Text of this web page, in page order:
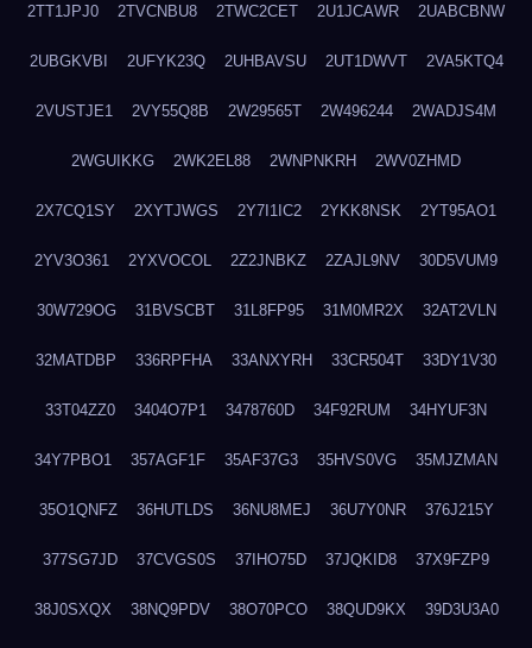
2TT1JPJ0 2TVCNBU8 2TWC2CET 2U1JCAWR 2UABCBNW
2UBGKVBI 2UFYK23Q 2UHBAVSU 2UT1DWVT 2VA5KTQ4
2VUSTJE1 2VY55Q8B 2W29565T 2W496244 2WADJS4M
2WGUIKKG 2WK2EL88 2WNPNKRH 2WV0ZHMD
2X7CQ1SY 2XYTJWGS 2Y7I1IC2 2YKK8NSK 2YT95AO1
2YV3O361 2YXVOCOL 2Z2JNBKZ 2ZAJL9NV 30D5VUM9
30W729OG 31BVSCBT 31L8FP95 31M0MR2X 32AT2VLN
32MATDBP 336RPFHA 33ANXYRH 33CR504T 33DY1V30
33T04ZZ0 3404O7P1 3478760D 34F92RUM 34HYUF3N
34Y7PBO1 357AGF1F 35AF37G3 35HVS0VG 35MJZMAN
35O1QNFZ 36HUTLDS 36NU8MEJ 36U7Y0NR 376J215Y
377SG7JD 37CVGS0S 37IHO75D 37JQKID8 37X9FZP9
38J0SXQX 38NQ9PDV 38O70PCO 38QUD9KX 39D3U3A0